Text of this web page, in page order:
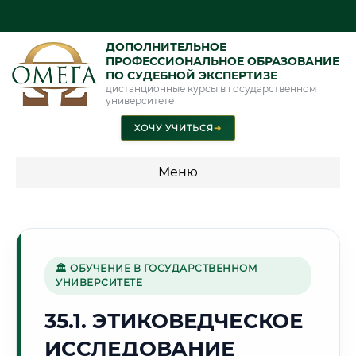
ДОПОЛНИТЕЛЬНОЕ
ПРОФЕССИОНАЛЬНОЕ ОБРАЗОВАНИЕ
ПО СУДЕБНОЙ ЭКСПЕРТИЗЕ
дистанционные курсы в государственном
университете
ХОЧУ УЧИТЬСЯ➜
Меню
специальности"
Стоимость по программам обучения "Судебная экспертиза"
Стоимость по программам обучения "Экспертиза"
🏛 ОБУЧЕНИЕ В ГОСУДАРСТВЕННОМ
УНИВЕРСИТЕТЕ
35.1. ЭТИКОВЕДЧЕСКОЕ
ИССЛЕДОВАНИЕ